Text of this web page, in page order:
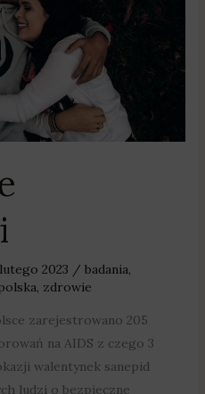
2023 / badania,
, zdrowie
zarejestrowano 205
na AIDS z czego 3
walentynek sanepid
ludzi o bezpieczne